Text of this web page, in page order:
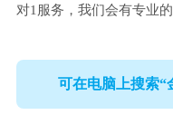
对1服务，我们会有专业
可在电脑上搜索“